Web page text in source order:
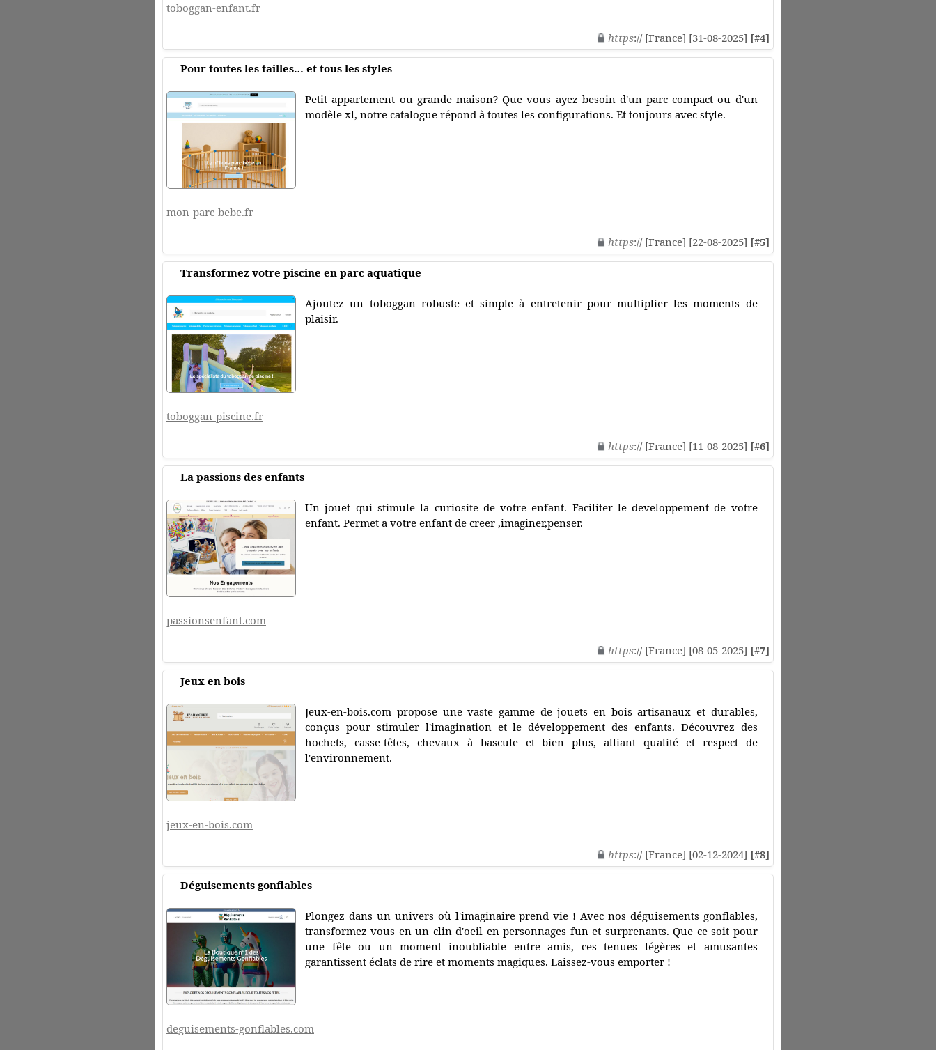
toboggan-enfant.fr
https:// [France] [31-08-2025] [#4]
Pour toutes les tailles… et tous les styles
Petit appartement ou grande maison? Que vous ayez besoin d'un parc compact ou d'un
modèle xl, notre catalogue répond à toutes les configurations. Et toujours avec style.
mon-parc-bebe.fr
https:// [France] [22-08-2025] [#5]
Transformez votre piscine en parc aquatique
Ajoutez un toboggan robuste et simple à entretenir pour multiplier les moments de
plaisir.
toboggan-piscine.fr
https:// [France] [11-08-2025] [#6]
La passions des enfants
Un jouet qui stimule la curiosite de votre enfant. Faciliter le developpement de votre
enfant. Permet a votre enfant de creer ,imaginer,penser.
passionsenfant.com
https:// [France] [08-05-2025] [#7]
Jeux en bois
Jeux-en-bois.com propose une vaste gamme de jouets en bois artisanaux et durables,
conçus pour stimuler l'imagination et le développement des enfants. Découvrez des
hochets, casse-têtes, chevaux à bascule et bien plus, alliant qualité et respect de
l'environnement.
jeux-en-bois.com
https:// [France] [02-12-2024] [#8]
Déguisements gonflables
Plongez dans un univers où l'imaginaire prend vie ! Avec nos déguisements gonflables,
transformez-vous en un clin d'oeil en personnages fun et surprenants. Que ce soit pour
une fête ou un moment inoubliable entre amis, ces tenues légères et amusantes
garantissent éclats de rire et moments magiques. Laissez-vous emporter !
deguisements-gonflables.com